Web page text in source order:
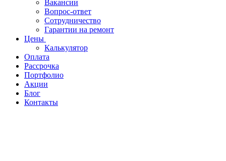
Вакансии
Вопрос-ответ
Сотрудничество
Гарантии на ремонт
Цены
Калькулятор
Оплата
Рассрочка
Портфолио
Акции
Блог
Контакты